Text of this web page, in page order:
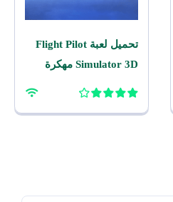
تحميل لعبة Flight Pilot
Simulator 3D مهكرة